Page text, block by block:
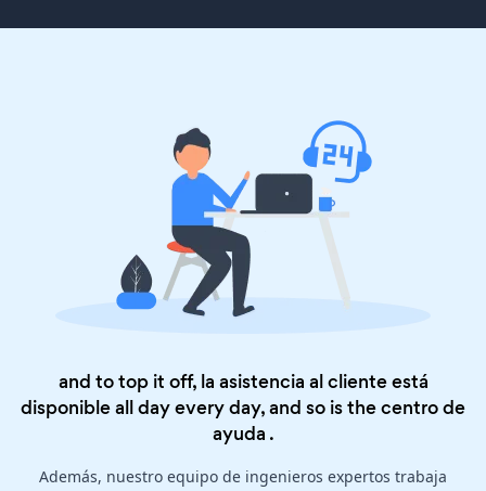
and to top it off, la asistencia al cliente está
disponible all day every day, and so is thecentro de
ayuda .
Además, nuestro equipo de ingenieros expertos trabaja